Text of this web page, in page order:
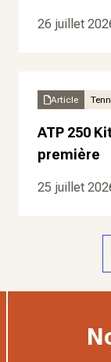
26 juillet
Article
ATP 250
première
25 juillet